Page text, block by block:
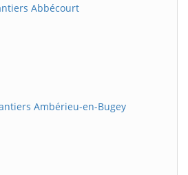
Abbécourt
Ambérieu-en-Bugey